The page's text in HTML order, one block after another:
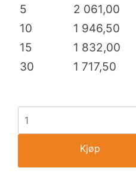
5
2 061,00
10
1 946,50
15
1 832,00
30
1 717,50
Kjøp